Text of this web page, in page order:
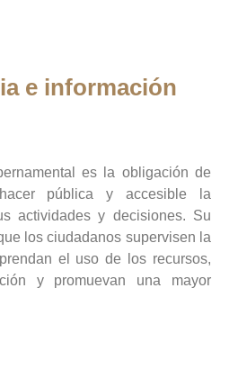
e información
es la obligación de
pública y accesible la
actividades y decisiones. Su
los ciudadanos supervisen la
el uso de los recursos,
y promuevan una mayor